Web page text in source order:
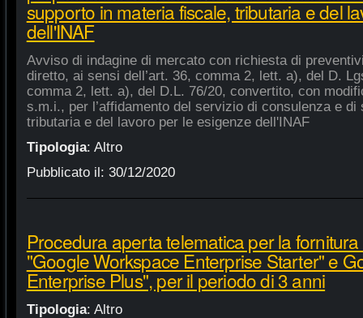
supporto in materia fiscale, tributaria e del
dell'INAF
Avviso di indagine di mercato con richiesta di
diretto, ai sensi dell’art. 36, comma 2, lett. a), del D.
comma 2, lett. a), del D.L. 76/20, convertito, con
s.m.i., per l’affidamento del servizio di consulenza e
tributaria e del lavoro per le esigenze dell'INAF
Tipologia: Altro
Pubblicato il: 30/12/2020
Procedura aperta telematica per la
"Google Workspace Enterprise Starter" e
Enterprise Plus", per il periodo di 3 anni
Tipologia: Altro